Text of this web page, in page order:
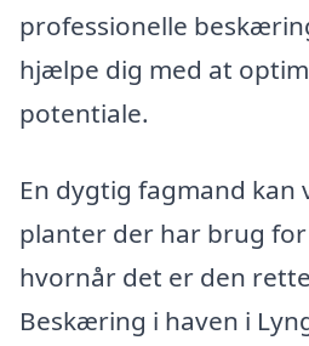
professionelle
hjælpe dig med at
potentiale.
En dygtig fagmand kan
planter der har brug
hvornår det er den
Beskæring i haven i